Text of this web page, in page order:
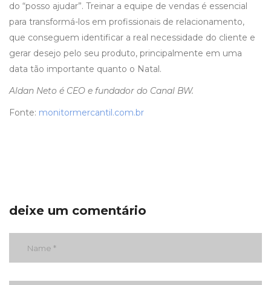
do “posso ajudar”. Treinar a equipe de vendas é essencial
para transformá-los em profissionais de relacionamento,
que conseguem identificar a real necessidade do cliente e
gerar desejo pelo seu produto, principalmente em uma
data tão importante quanto o Natal.
Aldan Neto é CEO e fundador do Canal BW.
Fonte: monitormercantil.com.br
deixe um comentário